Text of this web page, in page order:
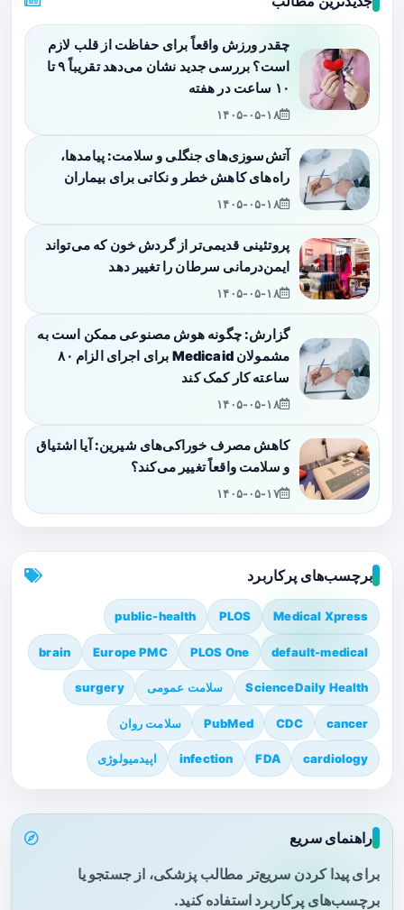
چقدر ورزش واقعاً برای حفاظت از قلب لازم
است؟ بررسی جدید نشان می‌دهد تقریباً ۹ تا
۱۰ ساعت در هفته
۱۴۰۵-۰۵-۱۸
آتش‌سوزی‌های جنگلی و سلامت: پیامدها،
راه‌های کاهش خطر و نکاتی برای بیماران
۱۴۰۵-۰۵-۱۸
پروتئینی قدیمی‌تر از گردش خون که می‌تواند
ایمن‌درمانی سرطان را تغییر دهد
۱۴۰۵-۰۵-۱۸
گزارش: چگونه هوش مصنوعی ممکن است به
مشمولان Medicaid برای اجرای الزام ۸۰
ساعته کار کمک کند
۱۴۰۵-۰۵-۱۸
کاهش مصرف خوراکی‌های شیرین: آیا اشتیاق
و سلامت واقعاً تغییر می‌کند؟
۱۴۰۵-۰۵-۱۷
برچسب‌های پرکاربرد
Medical Xpress
PLOS
public-health
default-medical
PLOS One
Europe PMC
brain
ScienceDaily Health سلامت عمومی surgery
cancer
CDC
PubMed سلامت روان
cardiology
FDA
infection اپیدمیولوژی
راهنمای سریع
برای پیدا کردن سریع‌تر مطالب پزشکی، از جستجو یا
برچسب‌های پرکاربرد استفاده کنید.